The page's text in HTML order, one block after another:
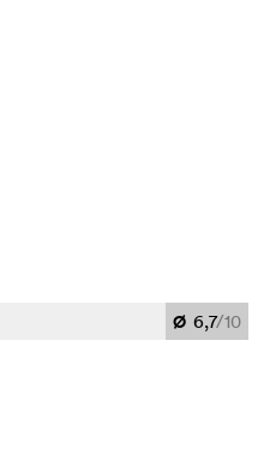
Ø 6,7/10